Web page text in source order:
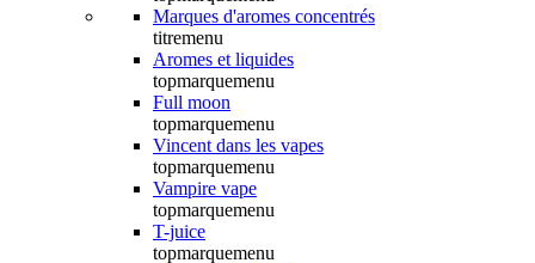
Marques d'aromes concentrés
titremenu
Aromes et liquides
topmarquemenu
Full moon
topmarquemenu
Vincent dans les vapes
topmarquemenu
Vampire vape
topmarquemenu
T-juice
topmarquemenu